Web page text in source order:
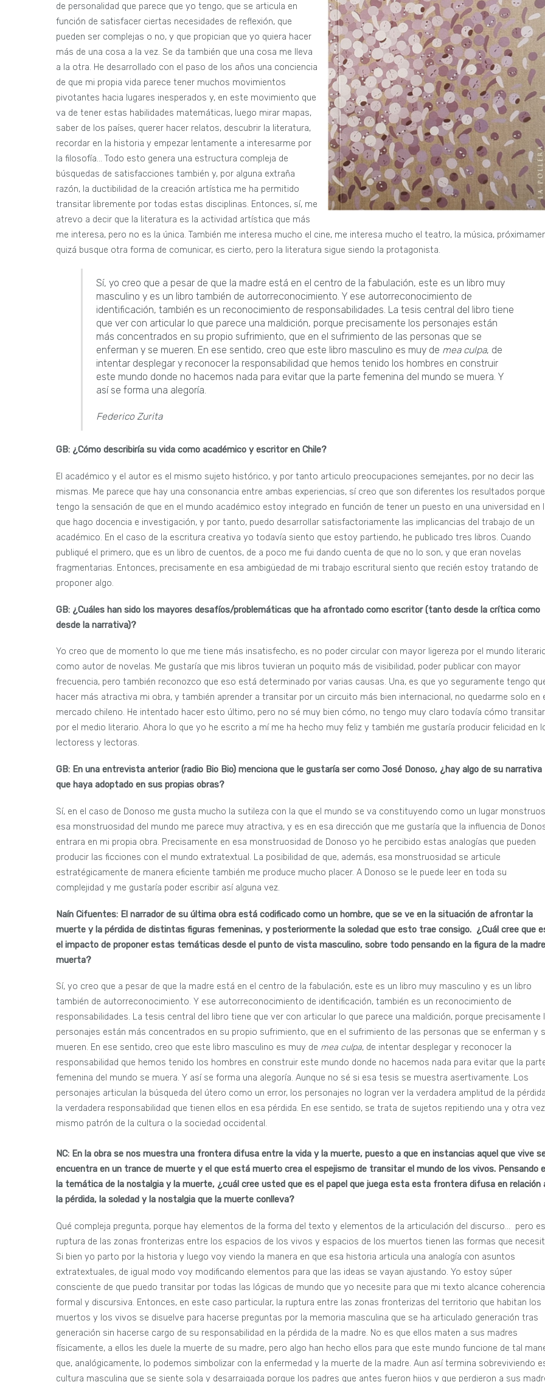
de personalidad que parece que yo tengo, que se articula en
función de satisfacer ciertas necesidades de reflexión, que
pueden ser complejas o no, y que propician que yo quiera hacer
más de una cosa a la vez. Se da también que una cosa me lleva
a la otra. He desarrollado con el paso de los años una conciencia
de que mi propia vida parece tener muchos movimientos
pivotantes hacia lugares inesperados y, en este movimiento que
va de tener estas habilidades matemáticas, luego mirar mapas,
saber de los países, querer hacer relatos, descubrir la literatura,
recordar en la historia y empezar lentamente a interesarme por
la filosofía… Todo esto genera una estructura compleja de
búsquedas de satisfacciones también y, por alguna extraña
razón, la ductibilidad de la creación artística me ha permitido
transitar libremente por todas estas disciplinas. Entonces, sí, me
atrevo a decir que la literatura es la actividad artística que más
me interesa, pero no es la única. También me interesa mucho el cine, me interesa mucho el teatro, la música,
quizá busque otra forma de comunicar, es cierto, pero la literatura sigue siendo la protagonista.
Sí, yo creo que a pesar de que la madre está en el centro de la fabulación, este es un libro muy
masculino y es un libro también de autorreconocimiento. Y ese autorreconocimiento de
identificación, también es un reconocimiento de responsabilidades. La tesis central del libro tiene
que ver con articular lo que parece una maldición, porque precisamente los personajes están
más concentrados en su propio sufrimiento, que en el sufrimiento de las personas que se
enferman y se mueren. En ese sentido, creo que este libro masculino es muy de mea culpa, de
intentar desplegar y reconocer la responsabilidad que hemos tenido los hombres en construir
este mundo donde no hacemos nada para evitar que la parte femenina del mundo se muera. Y
así se forma una alegoría.
Federico Zurita
GB: ¿Cómo describiría su vida como académico y escritor en Chile?
El académico y el autor es el mismo sujeto histórico, y por tanto articulo preocupaciones semejantes, por no decir las
mismas. Me parece que hay una consonancia entre ambas experiencias, sí creo que son diferentes los resultados porque
tengo la sensación de que en el mundo académico estoy integrado en función de tener un puesto en una universidad en
que hago docencia e investigación, y por tanto, puedo desarrollar satisfactoriamente las implicancias del trabajo de un
académico. En el caso de la escritura creativa yo todavía siento que estoy partiendo, he publicado tres libros. Cuando
publiqué el primero, que es un libro de cuentos, de a poco me fui dando cuenta de que no lo son, y que eran novelas
fragmentarias. Entonces, precisamente en esa ambigüedad de mi trabajo escritural siento que recién estoy tratando de
proponer algo.
GB: ¿Cuáles han sido los mayores desafíos/problemáticas que ha afrontado como escritor (tanto desde la crítica como
desde la narrativa)?
Yo creo que de momento lo que me tiene más insatisfecho, es no poder circular con mayor ligereza por el mundo
como autor de novelas. Me gustaría que mis libros tuvieran un poquito más de visibilidad, poder publicar con mayor
frecuencia, pero también reconozco que eso está determinado por varias causas. Una, es que yo seguramente tengo
hacer más atractiva mi obra, y también aprender a transitar por un circuito más bien internacional, no quedarme solo en
mercado chileno. He intentado hacer esto último, pero no sé muy bien cómo, no tengo muy claro todavía cómo transitar
por el medio literario. Ahora lo que yo he escrito a mí me ha hecho muy feliz y también me gustaría producir felicidad en
lectoress y lectoras.
GB: En una entrevista anterior (radio Bio Bio) menciona que le gustaría ser como José Donoso, ¿hay algo de su narrativa
que haya adoptado en sus propias obras?
Sí, en el caso de Donoso me gusta mucho la sutileza con la que el mundo se va constituyendo como un lugar
esa monstruosidad del mundo me parece muy atractiva, y es en esa dirección que me gustaría que la influencia de
entrara en mi propia obra. Precisamente en esa monstruosidad de Donoso yo he percibido estas analogías que pueden
producir las ficciones con el mundo extratextual. La posibilidad de que, además, esa monstruosidad se articule
estratégicamente de manera eficiente también me produce mucho placer. A Donoso se le puede leer en toda su
complejidad y me gustaría poder escribir así alguna vez.
Naín Cifuentes: El narrador de su última obra está codificado como un hombre, que se ve en la situación de afrontar la
muerte y la pérdida de distintas figuras femeninas, y posteriormente la soledad que esto trae consigo. ¿Cuál cree que
el impacto de proponer estas temáticas desde el punto de vista masculino, sobre todo pensando en la figura de la madre
muerta?
Sí, yo creo que a pesar de que la madre está en el centro de la fabulación, este es un libro muy masculino y es un libro
también de autorreconocimiento. Y ese autorreconocimiento de identificación, también es un reconocimiento de
responsabilidades. La tesis central del libro tiene que ver con articular lo que parece una maldición, porque precisamente
personajes están más concentrados en su propio sufrimiento, que en el sufrimiento de las personas que se enferman y
mueren. En ese sentido, creo que este libro masculino es muy de mea culpa, de intentar desplegar y reconocer la
responsabilidad que hemos tenido los hombres en construir este mundo donde no hacemos nada para evitar que la
femenina del mundo se muera. Y así se forma una alegoría. Aunque no sé si esa tesis se muestra asertivamente. Los
personajes articulan la búsqueda del útero como un error, los personajes no logran ver la verdadera amplitud de la
la verdadera responsabilidad que tienen ellos en esa pérdida. En ese sentido, se trata de sujetos repitiendo una y otra
mismo patrón de la cultura o la sociedad occidental.
NC: En la obra se nos muestra una frontera difusa entre la vida y la muerte, puesto a que en instancias aquel que vive
encuentra en un trance de muerte y el que está muerto crea el espejismo de transitar el mundo de los vivos. Pensando
la temática de la nostalgia y la muerte, ¿cuál cree usted que es el papel que juega esta esta frontera difusa en relación
la pérdida, la soledad y la nostalgia que la muerte conlleva?
Qué compleja pregunta, porque hay elementos de la forma del texto y elementos de la articulación del discurso… pero
ruptura de las zonas fronterizas entre los espacios de los vivos y espacios de los muertos tienen las formas que
Si bien yo parto por la historia y luego voy viendo la manera en que esa historia articula una analogía con asuntos
extratextuales, de igual modo voy modificando elementos para que las ideas se vayan ajustando. Yo estoy súper
consciente de que puedo transitar por todas las lógicas de mundo que yo necesite para que mi texto alcance coherencia
formal y discursiva. Entonces, en este caso particular, la ruptura entre las zonas fronterizas del territorio que habitan los
muertos y los vivos se disuelve para hacerse preguntas por la memoria masculina que se ha articulado generación tras
generación sin hacerse cargo de su responsabilidad en la pérdida de la madre. No es que ellos maten a sus madres
físicamente, a ellos les duele la muerte de su madre, pero algo han hecho ellos para que este mundo funcione de tal
que, analógicamente, lo podemos simbolizar con la enfermedad y la muerte de la madre. Aun así termina sobreviviendo
cultura masculina que se siente sola y desarraigada porque los padres que antes fueron hijos y que perdieron a sus